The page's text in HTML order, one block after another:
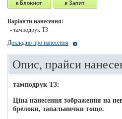
Варіанти нанесення:
- тамподрук T3
Докладно про нанесення
Опис, прайси
тамподрук T3:
Ціна нанесення зображення на
брелоки, запальнички тощо.